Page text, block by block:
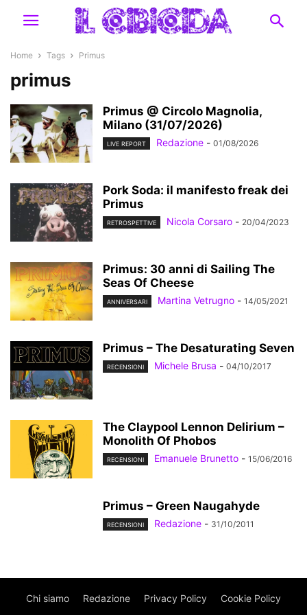
Home Tags Primus
primus
Primus @ Circolo Magnolia,
Milano (31/07/2026)
LIVE REPORT Redazione - 01/08/2026
Pork Soda: il manifesto freak dei
Primus
RETROSPETTIVE Nicola Corsaro - 20/04/2023
Primus: 30 anni di Sailing The
Seas Of Cheese
ANNIVERSARI Martina Vetrugno - 14/05/2021
Primus – The Desaturating Seven
RECENSIONI Michele Brusa - 04/10/2017
The Claypool Lennon Delirium –
Monolith Of Phobos
RECENSIONI Emanuele Brunetto - 15/06/2016
Primus – Green Naugahyde
RECENSIONI Redazione - 31/10/2011
Chi siamo Redazione Privacy Policy Cookie Policy